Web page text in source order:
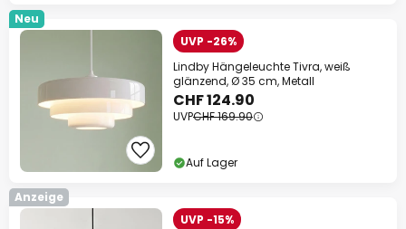
Neu
UVP -26%
Lindby Hängeleuchte Tivra, weiß
glänzend, Ø 35 cm, Metall
CHF 124.90
UVPCHF 169.90
Auf Lager
Anzeige
UVP -15%